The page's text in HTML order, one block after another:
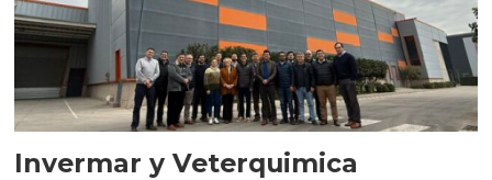
Invermar y Veterquimica